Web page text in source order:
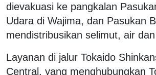
dievakuasi ke pangkalan
Udara di Wajima, dan Pasukan
mendistribusikan selimut, air
Layanan di jalur Tokaido
Central, yang menghubungkan